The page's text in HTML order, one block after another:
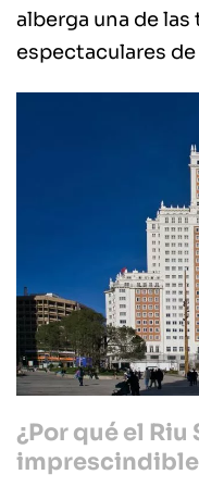
alberga una de las
espectaculares
¿Por qué el Riu